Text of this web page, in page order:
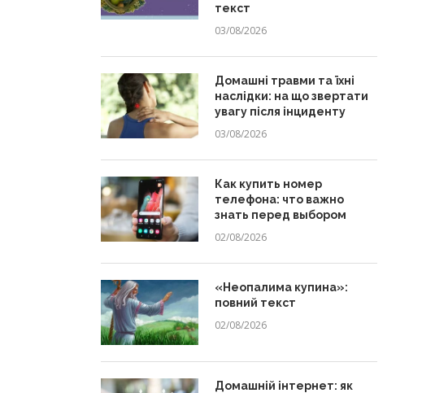
текст
03/08/2026
Домашні травми та їхні
наслідки: на що звертати
увагу після інциденту
03/08/2026
Как купить номер
телефона: что важно
знать перед выбором
02/08/2026
«Неопалима купина»:
повний текст
02/08/2026
Домашній інтернет: як